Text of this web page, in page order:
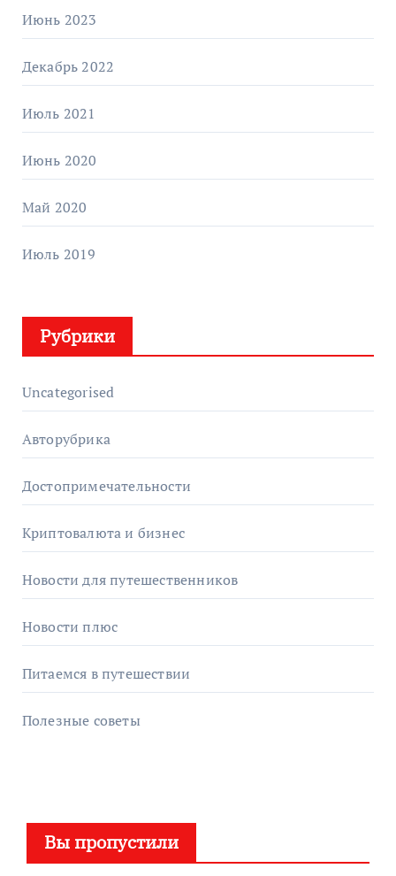
Июнь 2023
Декабрь 2022
Июль 2021
Июнь 2020
Май 2020
Июль 2019
Рубрики
Uncategorised
Авторубрика
Достопримечательности
Криптовалюта и бизнес
Новости для путешественников
Новости плюс
Питаемся в путешествии
Полезные советы
Вы пропустили